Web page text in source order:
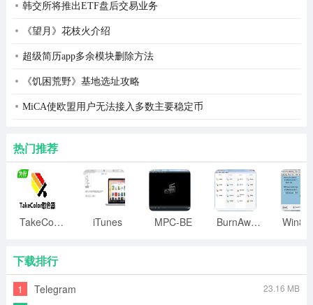
韩交所将推出ETF盘后交易业务
《望月》花枝火介绍
超级简历app多余模块删除方法
《饥困荒野》基地选址攻略
MiCA使欧盟用户无法接入多数主要稳定币
热门推荐
TakeColor取色器 iTunes MPC-BE BurnAware
下载排行
1 Telegram 23.16 MB